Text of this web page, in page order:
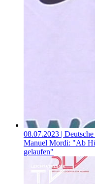
08.07.2023 |
Manuel Mordi: "Ab
gelaufen"